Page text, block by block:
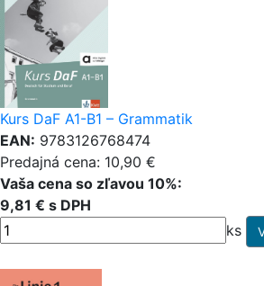
Kurs DaF A1-B1 – Grammatik
EAN: 9783126768474
Predajná cena: 10,90 €
Vaša cena so zľavou 10%:
9,81 € s DPH
ks